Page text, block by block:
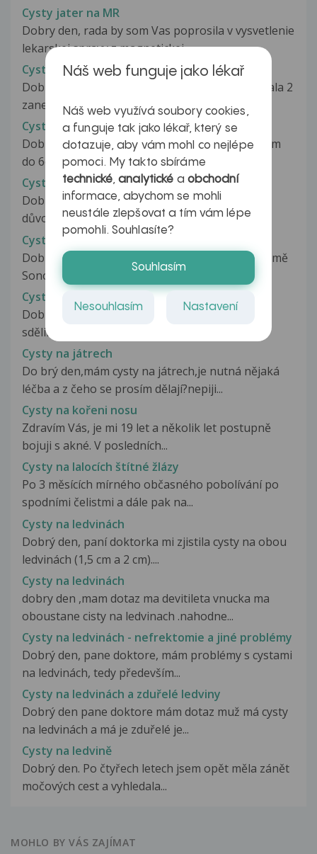
Cysty jater na MR
Dobry den, rada by som Vas poprosila v vysvetlenie
lekarskej spravy z magnetickej...
Cysty ledvin
Dobry den během jednoho mesice jsem prodělala 2
zanety močového mechyre a vždy...
Cysty ledvin
Dobrý den,mám několik cyst na ledvinách od 1cm
do 6cm,lékař mi dlouhodobě tvrdí...
Cysty ledvin
Dobrý den, dnes jsem byla ultrazvuku břicha z
důvodu časté bolesti břicha v...
Cysty ledvin a ovárií
Dobrý den. Dnes jsem byla na nefrologii. Dělali mě
Sono břicha. Zjistili, že...
Cysty na jatrech
Dobrý den,ráda bych se chtěla zeptat.Lékař mi
sdělil že mám cysty na játrech...
Cysty na játrech
Do brý den,mám cysty na játrech,je nutná nějaká
léčba a z čeho se prosím dělají?nepiji...
Cysty na kořeni nosu
Zdravím Vás, je mi 19 let a několik let postupně
bojuji s akné. V posledních...
Cysty na lalocích štítné žlázy
Po 3 měsících mírného občasného pobolívání po
spodními čelistmi a dále pak na...
Cysty na ledvinách
Dobrý den, paní doktorka mi zjistila cysty na obou
ledvinách (1,5 cm a 2 cm)....
Cysty na ledvinách
dobry den ,mam dotaz ma devitileta vnucka ma
oboustane cisty na ledvinach .nahodne...
Cysty na ledvinách - nefrektomie a jiné problémy
Dobrý den, pane doktore, mám problémy s cystami
na ledvinách, tedy především...
Cysty na ledvinách a zduřelé ledviny
Dobrý den pane doktore mám dotaz muž má cysty
na ledvinách a má je zduřelé je...
Cysty na ledvině
Dobrý den. Po čtyřech letech jsem opět měla zánět
močových cest a vyhledala...
MOHLO BY VÁS ZAJÍMAT
Náš web funguje jako lékař
Náš web využívá soubory cookies,
a funguje tak jako lékař, který se
dotazuje, aby vám mohl co nejlépe
pomoci. My takto sbíráme
technické,analytické a obchodní
informace, abychom se mohli
neustále zlepšovat a tím vám lépe
pomohli. Souhlasíte?
Souhlasím
Nesouhlasím Nastavení